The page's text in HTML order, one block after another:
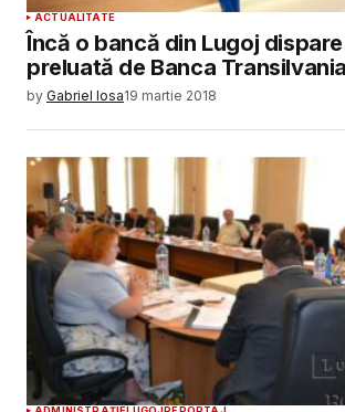
ACTUALITATE
Încă o bancă din Lugoj
preluată de Banca Transilvania
by Gabriel Iosa19 martie 2018